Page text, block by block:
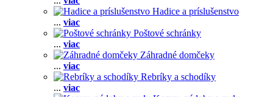
Hadice a príslušenstvo
... viac
Poštové schránky
... viac
Záhradné domčeky
... viac
Rebríky a schodíky
... viac